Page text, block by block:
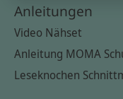
Anleitungen
Video Nähset
Anleitung MOMA
Leseknochen